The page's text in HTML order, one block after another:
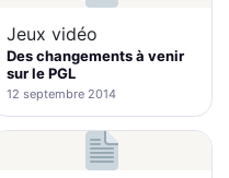
Jeux vidéo
Des changements à venir
sur le PGL
12 septembre 2014